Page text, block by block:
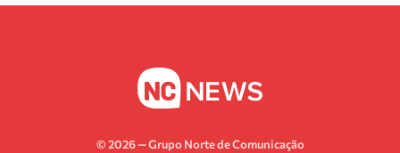
© 2026 — Grupo Norte de Comunicação